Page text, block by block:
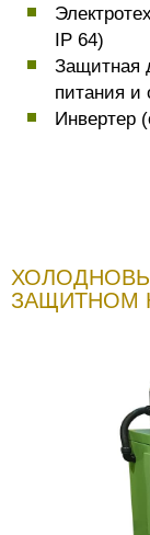
IP 64)
Защитная
питания и
Инвертер
ЗАЩИТНОМ